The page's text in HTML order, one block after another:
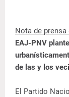
Nota de prensa
EAJ-PNV
de las y los
El Partido